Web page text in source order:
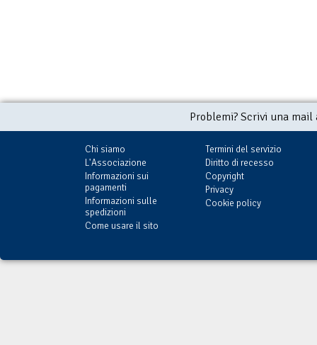
Problemi? Scrivi una
Chi siamo
L'Associazione
Informazioni sui
pagamenti
Informazioni sulle
spedizioni
Come usare il sito
Termini del servizio
Diritto di recesso
Copyright
Privacy
Cookie policy